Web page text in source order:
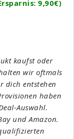
9,90€)
kaufst oder
wir oftmals
dich entstehen
haben
Auswahl.
und Amazon.